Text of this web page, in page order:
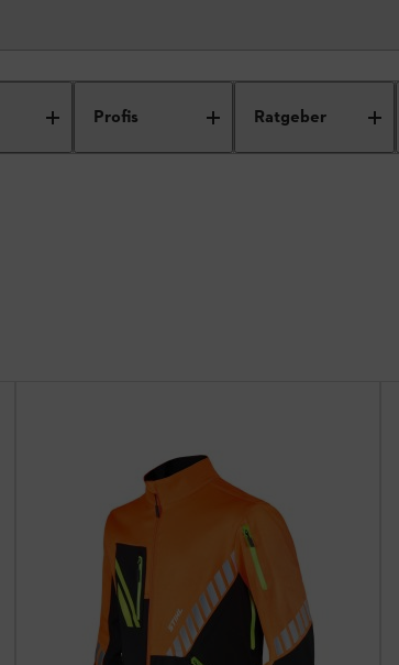
Profis Ratgeber